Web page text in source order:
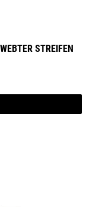
STREIFEN